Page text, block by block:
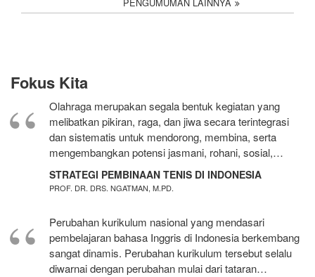
PENGUMUMAN LAINNYA
Fokus Kita
Olahraga merupakan segala bentuk kegiatan yang
melibatkan pikiran, raga, dan jiwa secara terintegrasi
dan sistematis untuk mendorong, membina, serta
mengembangkan potensi jasmani, rohani, sosial,…
STRATEGI PEMBINAAN TENIS DI INDONESIA
PROF. DR. DRS. NGATMAN, M.PD.
Perubahan kurikulum nasional yang mendasari
pembelajaran bahasa Inggris di Indonesia berkembang
sangat dinamis. Perubahan kurikulum tersebut selalu
diwarnai dengan perubahan mulai dari tataran…